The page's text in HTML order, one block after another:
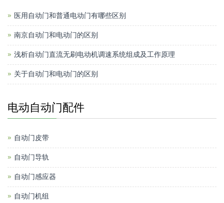
医用自动门和普通电动门有哪些区别
南京自动门和电动门的区别
浅析自动门直流无刷电动机调速系统组成及工作原理
关于自动门和电动门的区别
电动自动门配件
自动门皮带
自动门导轨
自动门感应器
自动门机组